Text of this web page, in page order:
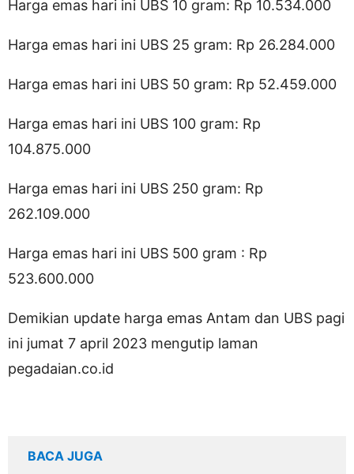
Harga emas hari ini UBS 10 gram: Rp 10.534.000
Harga emas hari ini UBS 25 gram: Rp 26.284.000
Harga emas hari ini UBS 50 gram: Rp 52.459.000
Harga emas hari ini UBS 100 gram: Rp
104.875.000
Harga emas hari ini UBS 250 gram: Rp
262.109.000
Harga emas hari ini UBS 500 gram : Rp
523.600.000
Demikian update harga emas Antam dan UBS pagi
ini jumat 7 april 2023 mengutip laman
pegadaian.co.id
BACA JUGA